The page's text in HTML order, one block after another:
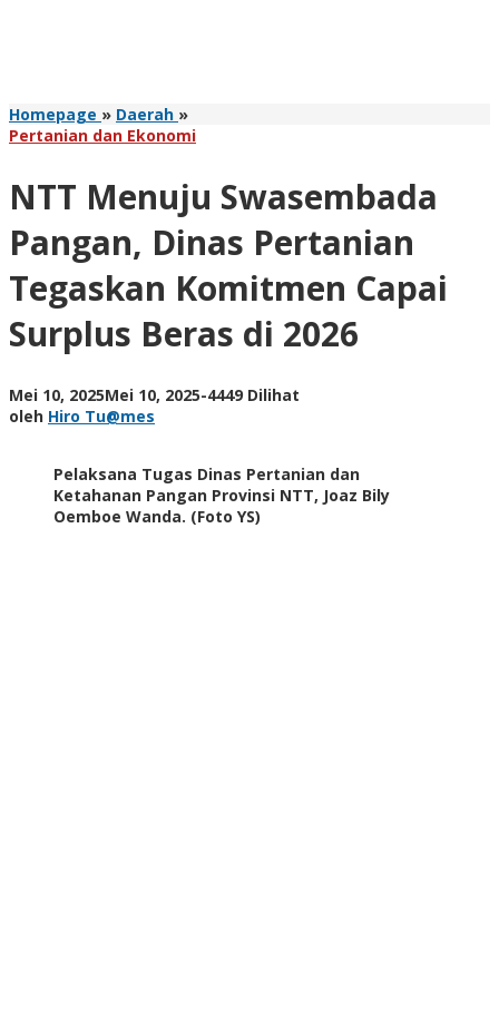
Homepage » Daerah »NTT
Menuju
Dinas
Pertanian
Tegaskan
Komitmen
Capai
Surplus
Beras
di
Pertanian dan Ekonomi
NTT Menuju Swasembada
Pangan, Dinas Pertanian
Tegaskan Komitmen Capai
Surplus Beras di 2026
Mei 10, 2025Mei 10, 2025oleh
-4449 Dilihat
oleh Hiro Tu@mes
Pelaksana Tugas Dinas Pertanian dan
Ketahanan Pangan Provinsi NTT, Joaz Bily
Oemboe Wanda. (Foto YS)